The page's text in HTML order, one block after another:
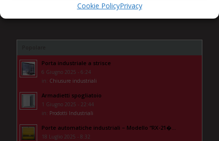
Cookie PolicyPrivacy
Porta industriale a strisce
6 Giugno 2025 - 6:24
in: Chiusure industriali
Armadietti spogliatoio
1 Giugno 2025 - 22:44
in: Prodotti Industriali
Porte automatiche industriali – Modello “RX-21�...
18 Luglio 2025 - 8:32